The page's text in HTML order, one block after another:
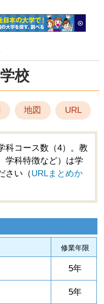
校
地図 URL
科コース数（4）。教
学科特徴など）は学
さい（URLまとめか
修業年限
5年
5年